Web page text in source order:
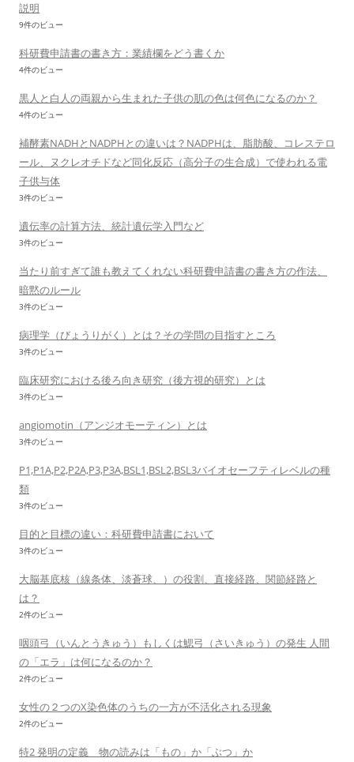
説明
9件のビュー
科研費申請書の書き方：業績欄をどう書くか
4件のビュー
黒人と白人の両親から生まれた子供の肌の色は何色になるのか？
4件のビュー
補酵素NADHとNADPHとの違いは？NADPHは、脂肪酸、コレステロ
ール、ヌクレオチドなど同化反応（高分子の生合成）で使われる電
子供与体
3件のビュー
遺伝率の計算方法、統計遺伝学入門など
3件のビュー
当たり前すぎて誰も教えてくれない科研費申請書の書き方の作法、
暗黙のルール
3件のビュー
病理学（びょうりがく）とは？その学問の目指すところ
3件のビュー
臨床研究における後ろ向き研究（後方視的研究）とは
3件のビュー
angiomotin（アンジオモーティン）とは
3件のビュー
P1,P1A,P2,P2A,P3,P3A,BSL1,BSL2,BSL3バイオセーフティレベルの種
類
3件のビュー
目的と目標の違い：科研費申請書において
3件のビュー
大脳基底核（線条体、淡蒼球、）の役割、直接経路、関節経路と
は？
2件のビュー
咽頭弓（いんとうきゅう）もしくは鰓弓（さいきゅう）の発生 人間
の「エラ」は何になるのか？
2件のビュー
女性の２つのX染色体のうちの一方が不活化される現象
2件のビュー
特2 発明の定義 物の読みは「もの」か「ぶつ」か